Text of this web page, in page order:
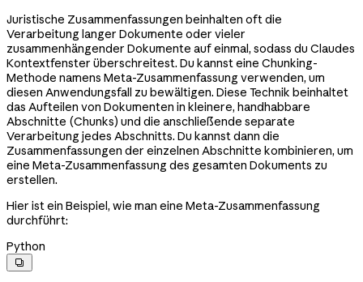
Juristische Zusammenfassungen beinhalten oft die
Verarbeitung langer Dokumente oder vieler
zusammenhängender Dokumente auf einmal, sodass du Claudes
Kontextfenster überschreitest. Du kannst eine Chunking-
Methode namens Meta-Zusammenfassung verwenden, um
diesen Anwendungsfall zu bewältigen. Diese Technik beinhaltet
das Aufteilen von Dokumenten in kleinere, handhabbare
Abschnitte (Chunks) und die anschließende separate
Verarbeitung jedes Abschnitts. Du kannst dann die
Zusammenfassungen der einzelnen Abschnitte kombinieren, um
eine Meta-Zusammenfassung des gesamten Dokuments zu
erstellen.
Hier ist ein Beispiel, wie man eine Meta-Zusammenfassung
durchführt:
Python
